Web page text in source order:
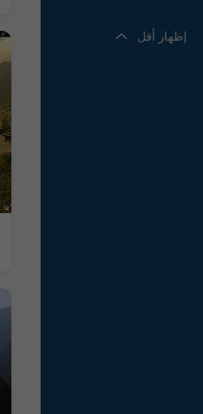
إظهار أقل